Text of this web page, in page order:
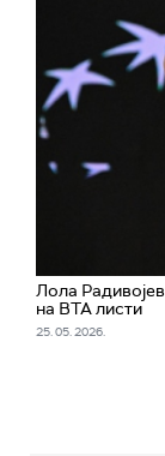
Лола
на ВТА листи
25. 05. 2026.